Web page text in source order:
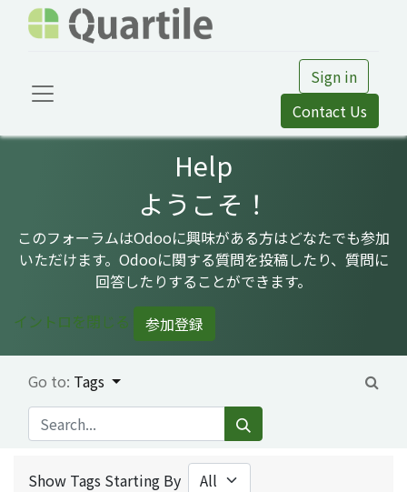
Sign in
Contact Us
Help
ようこそ！
このフォーラムはOdooに興味がある方はどなたでも参加
いただけます。Odooに関する質問を投稿したり、質問に
回答したりすることができます。
イントロを閉じる
参加登録
Go to: Tags
Show Tags Starting By